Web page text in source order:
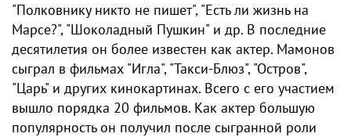
"Полковнику никто не пишет", "Есть ли жизнь на
Марсе?", "Шоколадный Пушкин" и др. В последние
десятилетия он более известен как актер. Мамонов
сыграл в фильмах "Игла", "Такси-Блюз", "Остров",
"Царь" и других кинокартинах. Всего с его участием
вышло порядка 20 фильмов. Как актер большую
популярность он получил после сыгранной роли